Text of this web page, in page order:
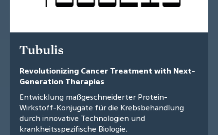
Tubulis
Revolutionizing Cancer Treatment with Next-
Generation Therapies
Entwicklung maßgeschneiderter Protein-
Wirkstoff-Konjugate für die Krebsbehandlung
durch innovative Technologien und
krankheitsspezifische Biologie.